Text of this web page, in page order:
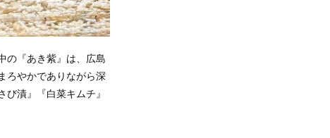
の『あき紫』は、広島
ろやかでありながら深
漬』『白菜キムチ』